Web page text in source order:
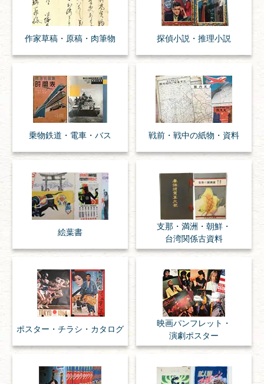
作家草稿・原稿・ 肉筆物 探偵小説・ 推理小説
乗物鉄道・ 電車・ バス 戦前・戦中の紙物・資料
絵葉書
支那・満洲・朝鮮・
台湾関係古資料
ポスター・チラシ・ カタログ
映画パンフレット・
演劇ポスター